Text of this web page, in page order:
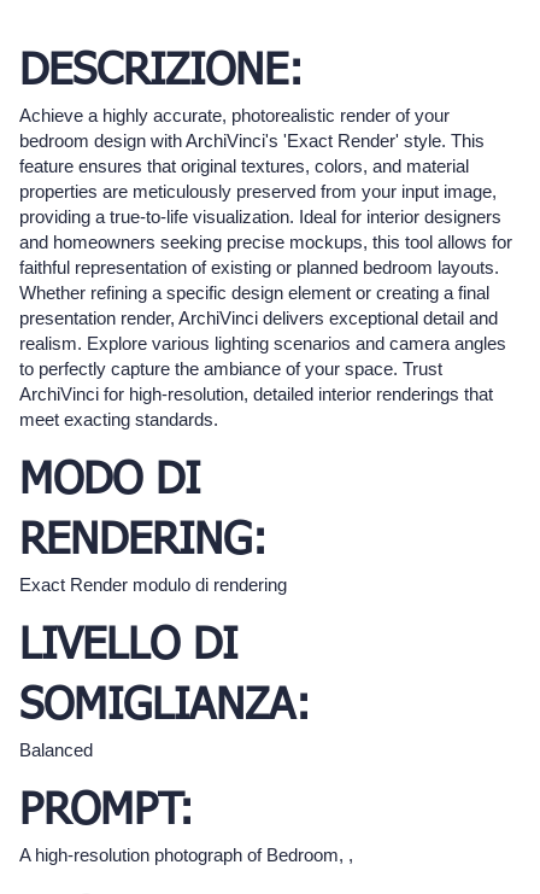
DESCRIZIONE:
Achieve a highly accurate, photorealistic render of your
bedroom design with ArchiVinci's 'Exact Render' style. This
feature ensures that original textures, colors, and material
properties are meticulously preserved from your input image,
providing a true-to-life visualization. Ideal for interior designers
and homeowners seeking precise mockups, this tool allows for
faithful representation of existing or planned bedroom layouts.
Whether refining a specific design element or creating a final
presentation render, ArchiVinci delivers exceptional detail and
realism. Explore various lighting scenarios and camera angles
to perfectly capture the ambiance of your space. Trust
ArchiVinci for high-resolution, detailed interior renderings that
meet exacting standards.
MODO DI
RENDERING:
Exact Render modulo di rendering
LIVELLO DI
SOMIGLIANZA:
Balanced
PROMPT:
A high-resolution photograph of Bedroom, ,